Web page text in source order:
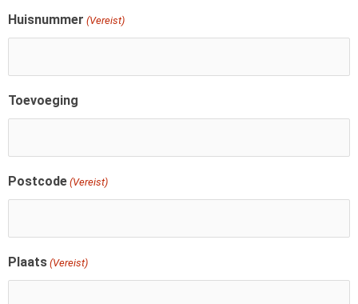
Huisnummer (Vereist)
Toevoeging
Postcode (Vereist)
Plaats (Vereist)